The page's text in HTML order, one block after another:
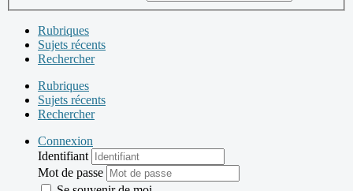
Rubriques
Sujets récents
Rechercher
Rubriques
Sujets récents
Rechercher
Connexion
Identifiant
Mot de passe